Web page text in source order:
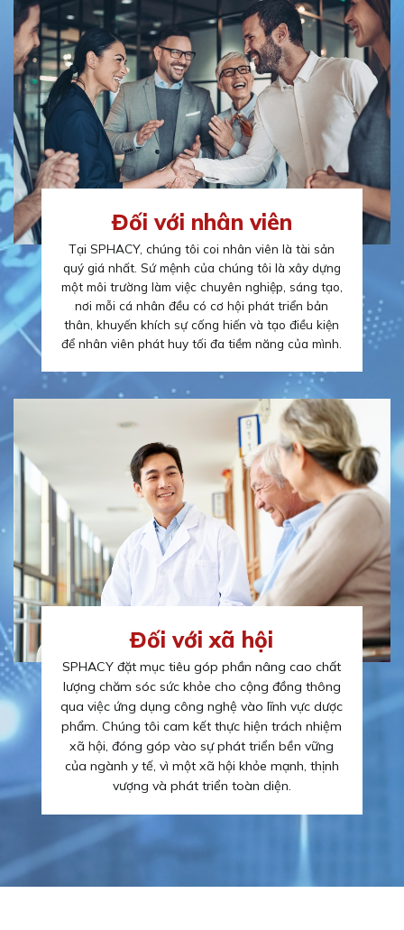
Đối với nhân viên
Tại SPHACY, chúng tôi coi nhân viên là tài sản
quý giá nhất. Sứ mệnh của chúng tôi là xây dựng
một môi trường làm việc chuyên nghiệp, sáng tạo,
nơi mỗi cá nhân đều có cơ hội phát triển bản
thân, khuyến khích sự cống hiến và tạo điều kiện
để nhân viên phát huy tối đa tiềm năng của mình.
Đối với xã hội
SPHACY đặt mục tiêu góp phần nâng cao chất
lượng chăm sóc sức khỏe cho cộng đồng thông
qua việc ứng dụng công nghệ vào lĩnh vực dược
phẩm. Chúng tôi cam kết thực hiện trách nhiệm
xã hội, đóng góp vào sự phát triển bền vững
của ngành y tế, vì một xã hội khỏe mạnh, thịnh
vượng và phát triển toàn diện.